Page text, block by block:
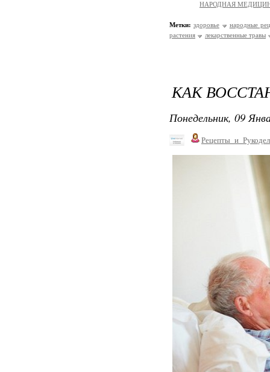
НАРОДНАЯ
Метки: здоровье
народные
растения
лекарственные травы
КАК
Понедельник, 09